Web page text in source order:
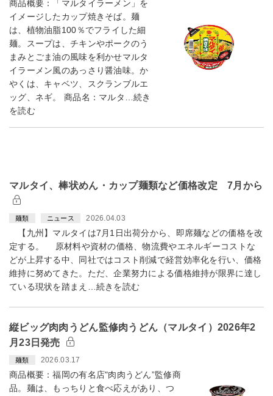
商品概要：「マルタイラーメン」を
イメージしたカップ焼きそば。麺
は、植物油脂100％でフライした細
麺。スープは、チキンやポークのう
まみとごま油の風味を利かせマルタ
イラーメン風のあっさり醤油味。か
やくは、キャベツ、スクランブルエ
ッグ、ネギ。 商品名：マルタ…続き
を読む
マルタイ、棒状めん・カップ麺類など価格改定 7月から
麺類 ニュース 2026.04.03
【九州】マルタイは7月1日出荷分から、即席麺などの価格を改
定する。 原材料や資材の価格、物流費やエネルギーコストな
どが上昇する中、同社ではコスト削減で経営効率化を行い、価格
維持に努めてきた。ただ、企業努力による価格維持が限界に達し
ている現状を踏まえ…続きを読む
縦ビッグ肉肉うどん監修肉うどん（マルタイ）2026年2
月23日発売
麺類 2026.03.17
商品概要：福岡の有名店"肉肉うどん”監修商
品。麺は、もっちりと食べ応えがあり、つ